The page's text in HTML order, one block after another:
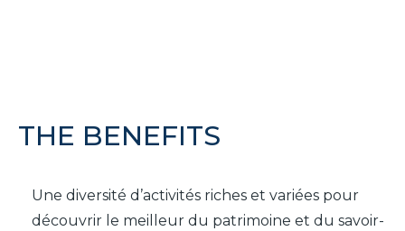
THE BENEFITS
Une diversité d’activités riches et variées pour
découvrir le meilleur du patrimoine et du savoir-